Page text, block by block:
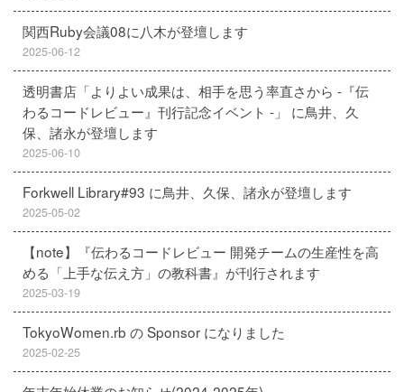
関西Ruby会議08に八木が登壇します
2025-06-12
透明書店「よりよい成果は、相手を思う率直さから -『伝
わるコードレビュー』刊行記念イベント -」 に鳥井、久
保、諸永が登壇します
2025-06-10
Forkwell Library#93 に鳥井、久保、諸永が登壇します
2025-05-02
【note】『伝わるコードレビュー 開発チームの生産性を高
める「上手な伝え方」の教科書』が刊行されます
2025-03-19
TokyoWomen.rb の Sponsor になりました
2025-02-25